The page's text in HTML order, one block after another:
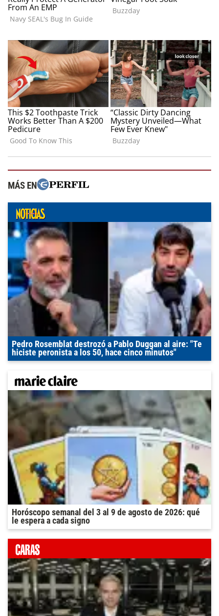
MÁS EN
Pedro Rosemblat destrozó a Pablo Duggan al aire: "Te
hiciste peronista a los 50, hace cinco minutos"
Horóscopo semanal del 3 al 9 de agosto de 2026: qué
le espera a cada signo